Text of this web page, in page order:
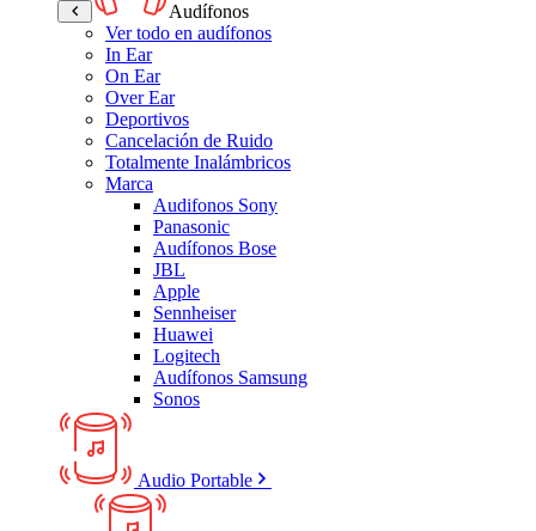
Audífonos
Ver todo en audífonos
In Ear
On Ear
Over Ear
Deportivos
Cancelación de Ruido
Totalmente Inalámbricos
Marca
Audifonos Sony
Panasonic
Audífonos Bose
JBL
Apple
Sennheiser
Huawei
Logitech
Audífonos Samsung
Sonos
Audio Portable